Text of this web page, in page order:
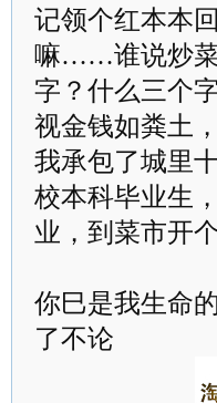
记领个红本本
嘛……谁说炒
字？什么三个
视金钱如粪土
我承包了城里
校本科毕业生
业，到菜市开
你巳是我生命
了不论